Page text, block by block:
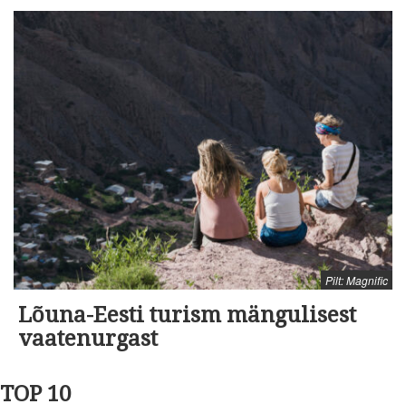
Pilt: Magnific
Lõuna-Eesti turism mängulisest
vaatenurgast
TOP 10